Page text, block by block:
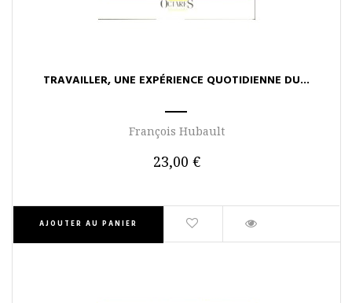
AJOUTER AU PANIER
TRAVAILLER, UNE EXPÉRIENCE QUOTIDIENNE DU...
François Hubault
23,00 €